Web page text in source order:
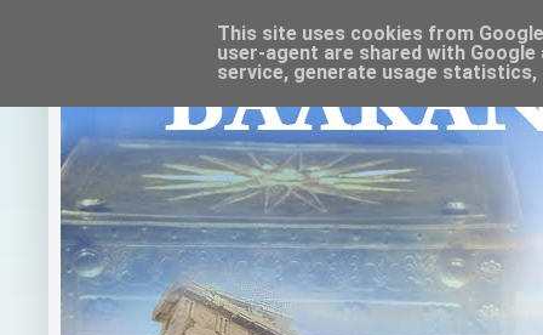
This site uses cookies from
user-agent are shared with
service, generate usage statistics,